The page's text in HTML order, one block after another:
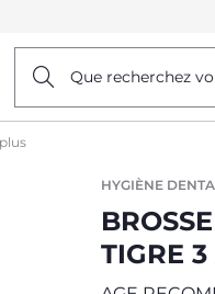
Que recherchez
HYGIÈNE
TIGRE